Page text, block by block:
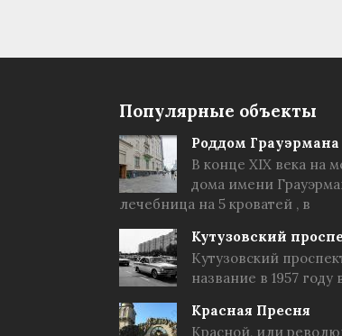
Популярные объекты
Роддом Грауэрмана
В конце XIX века на
дома имени
лечебница на 5 кроватей , в
Кутузовский
Кутузовский
название в 1957 году
Красная Пресня
Красной, или